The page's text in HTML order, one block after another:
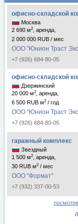
офисно-складской
Москва
2 690 м2
, аренда,
2 000 000 RUB / мес
ООО "Юнион Траст
+7 (926) 684-80-05
офисно-складской
Дзержинский
20 000 м2
, аренда,
6 500 RUB м2 / год
ООО "Юнион Траст
+7 (926) 684-80-05
гаражный комплекс
Звездный
1 500 м2
, аренда,
30 RUB м2 / мес
ООО "Формат"
+7 (932) 337-00-53